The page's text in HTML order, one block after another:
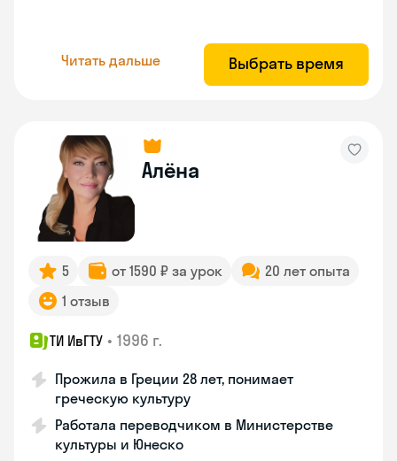
Читать дальше Выбрать время
Алёна
5 от 1590 ₽ за урок
20 лет опыта
1 отзыв
ТИ ИвГТУ • 1996 г.
Прожила в Греции 28 лет, понимает
греческую культуру
Работала переводчиком в Министерстве
культуры и Юнеско